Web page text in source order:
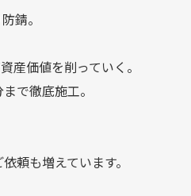
錆。
産価値を削っていく。
で徹底施工。
頼も増えています。